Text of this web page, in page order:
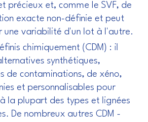
précieux et, comme le SVF, de
exacte non-définie et peut
une variabilité d'un lot à l'autre.
chimiquement (CDM) : il
synthétiques,
de contaminations, de xéno,
et personnalisables pour
la plupart des types et lignées
De nombreux autres CDM -